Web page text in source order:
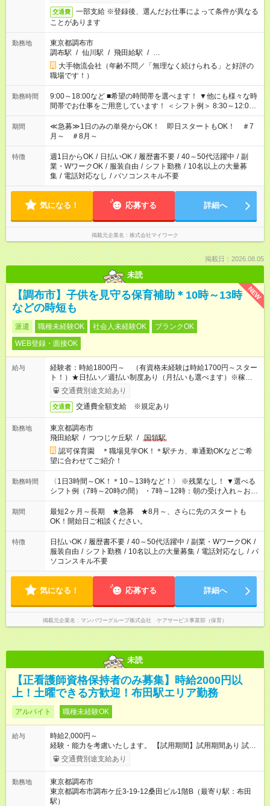
交通費
一部支給 ※登録後、選んだお仕事によって条件が異なる
ことがあります
勤務地
東京都調布市
調布駅 / 仙川駅 / 飛田給駅 / …
大手物流会社（年齢不問／「無理なく続けられる」と好評の
職場です！）
勤務時間
9:00～18:00など ■希望の時間帯を選べます！ ▼他にも様々な時
間帯でお仕事をご用意しています！ ＜シフト例＞ 8:30～12:00
17:00～22:00 13:00～22:00 22:00～翌6:00 など
期間
≪急募≫1日のみの単発からOK！ 即日スタートもOK！ ＃7
月～ ＃8月～
特徴 週1日からOK / 日払いOK / 履歴書不要 / 40～50代活躍中 / 副
業・WワークOK / 服装自由 / シフト勤務 / 10名以上の大量募
集 / 電話対応なし / パソコンスキル不要
気になる！ 応募する 詳細へ
掲載元企業名 株式会社マイワーク
掲載日：2026.08.05
未読
NEW
【調布市】子供を見守る保育補助＊10時～13時
などの時短も
派遣 職種未経験OK 社会人未経験OK
ブランクOK
WEB登録・面接OK
給与
経験者：時給1800円～ （有資格未経験は時給1700円～スター
ト！）★日払い／週払い制度あり（月払いも選べます）※稼働開
始時は手続き完了次第のお支払いとなります★フルタイムできる
方は100円アップ！
交通費別途支給あり
交通費 交通費全額支給 ※規定あり
勤務地
東京都調布市
飛田給駅 / つつじケ丘駅 / 国領駅
認可保育園 ＊職場見学OK！＊駅チカ、車通勤OKなどご希
望に合わせてご紹介！
勤務時間
〈1日3時間～OK！＊10～13時など！〉 ※残業なし！ ▼選べる
シフト例（7時～20時の間） ・7時～12時：朝の受け入れ～お昼
の準備 ・10時～13時：園児の見守り～お昼の補助 ・9時～16
時：帰りの会まで！子供の成長を見守る ・15時～20時：夜のお
迎えサポート
期間
最短2ヶ月～長期 ★急募 ★8月～、さらに先のスタートも
OK！開始日ご相談ください。
特徴 日払いOK / 履歴書不要 / 40～50代活躍中 / 副業・WワークOK /
服装自由 / シフト勤務 / 10名以上の大量募集 / 電話対応なし / パ
ソコンスキル不要
気になる！ 応募する 詳細へ
掲載元企業名 マンパワーグループ株式会社 ケアサービス事業部（保育）
未読
【正看護師資格保持者のみ募集】時給2000円以
上！土曜できる方歓迎！布田駅エリア勤務
アルバイト 職種未経験OK
給与
時給2,000円～
経験・能力を考慮いたします。 【試用期間】試用期間あり 試用
期間の長さ：2ヶ月 雇用形態、給与は本採用時と同じです。
交通費別途支給あり
勤務地
東京都調布市
東京都調布市調布ケ丘3-19-12桑田ビル1階B（最寄り駅：布田
駅）